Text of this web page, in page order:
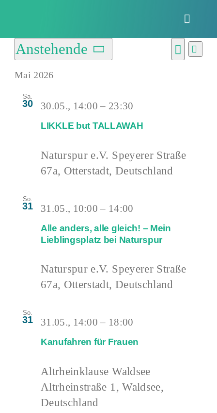
Toggle
Suche
Liste
Anstehende
wählen.
Mai 2026
Sa.
30
LIKKLE but TALLAWAH
30.05., 14:00 – 23:30
Naturspur e.V. Speyerer Straße
67a, Otterstadt, Deutschland
So.
31
Alle anders, alle gleich! – Mein
Lieblingsplatz bei Naturspur
31.05., 10:00 – 14:00
Naturspur e.V. Speyerer Straße
67a, Otterstadt, Deutschland
So.
31
Kanufahren für Frauen
31.05., 14:00 – 18:00
Altrheinklause Waldsee
Altrheinstraße 1, Waldsee,
Deutschland